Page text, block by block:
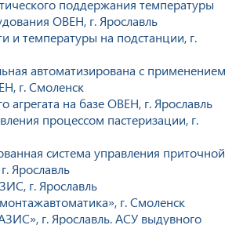
поддержания температуры
ОВЕН, г. Ярославль
и температуры на подстанции, г.
автоматизирована с применением
г. Смоленск
агрегата на базе ОВЕН, г. Ярославль
процессом пастеризации, г.
система управления приточной
Ярославль
г. Ярославль
г. Смоленск
г. Ярославль. АСУ выдувного